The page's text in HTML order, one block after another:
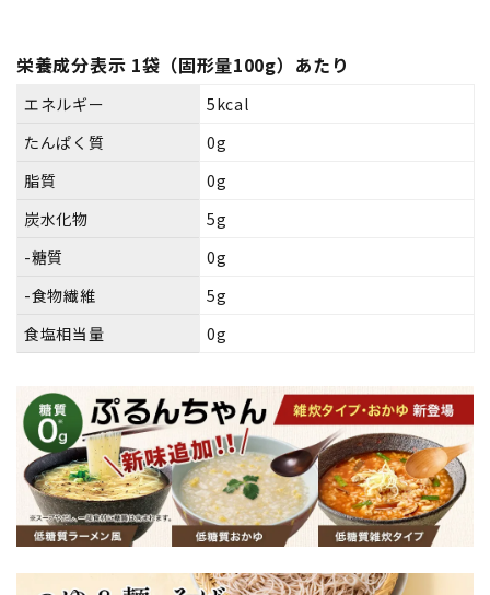
栄養成分表示 1袋（固形量100g）あたり
エネルギー
5kcal
たんぱく質
0g
脂質
0g
炭水化物
5g
-糖質
0g
-食物繊維
5g
食塩相当量
0g